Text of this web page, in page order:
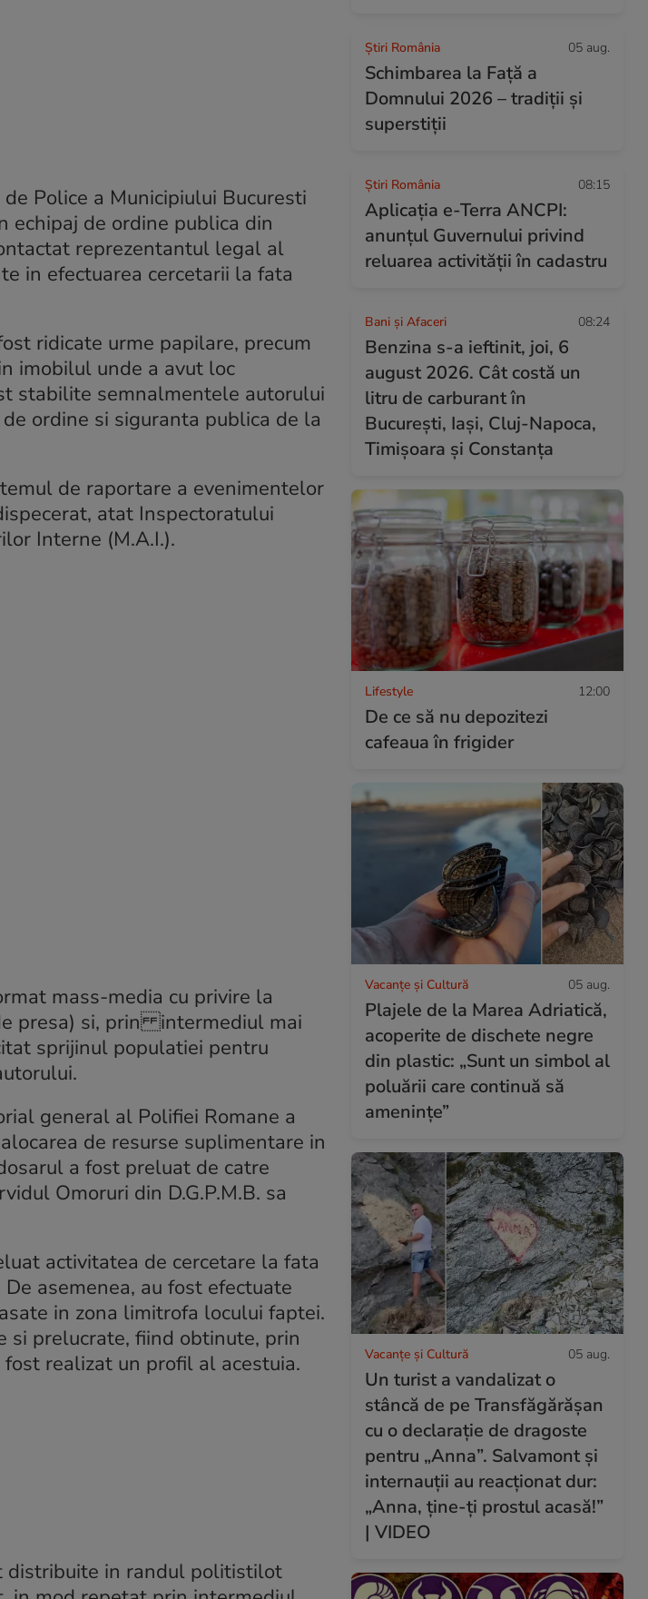
Police a Municipiului Bucuresti
echipaj de ordine publica din
reprezentantul legal al
in efectuarea cercetarii la fata
ridicate urme papilare, precum
imobilul unde a avut loc
stabilite semnalmentele autorului
ordine si siguranta publica de la
de raportare a evenimentelor
atat Inspectoratului
Interne (M.A.I.).
mass-media cu privire la
presa) si, prin
intermediul mai
sprijinul populatiei pentru
general al Polifiei Romane a
de resurse suplimentare in
a fost preluat de catre
Omoruri din D.G.P.M.B. sa
activitatea de cercetare la fata
asemenea, au fost efectuate
in zona limitrofa locului faptei.
si prelucrate, fiind obtinute, prin
realizat un profil al acestuia.
distribuite in randul politistilot
Știri România 05 aug.
Schimbarea la Față a
Domnului 2026 – tradiții și
superstiții
Știri România 08:15
Aplicația e-Terra ANCPI:
anunțul Guvernului privind
reluarea activității în cadastru
Bani și Afaceri 08:24
Benzina s-a ieftinit, joi, 6
august 2026. Cât costă un
litru de carburant în
București, Iași, Cluj-Napoca,
Timișoara și Constanța
Lifestyle 12:00
De ce să nu depozitezi
cafeaua în frigider
Vacanțe și Cultură 05 aug.
Plajele de la Marea Adriatică,
acoperite de dischete negre
din plastic: „Sunt un simbol al
poluării care continuă să
amenințe”
Vacanțe și Cultură 05 aug.
Un turist a vandalizat o
stâncă de pe Transfăgărășan
cu o declarație de dragoste
pentru „Anna”. Salvamont și
internauții au reacționat dur:
„Anna, ține-ți prostul acasă!”
| VIDEO